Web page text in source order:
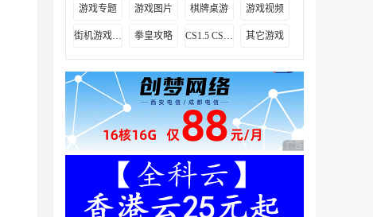
游戏专题 游戏图片 棋牌桌游 游戏视频
街机游戏出招表 拳皇攻略 CS1.5 CS1.6攻略 其它游戏
广告 商业广告，理性